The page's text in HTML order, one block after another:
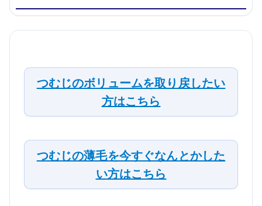
つむじのボリュームを取り戻したい
方はこちら
つむじの薄毛を今すぐなんとかした
い方はこちら